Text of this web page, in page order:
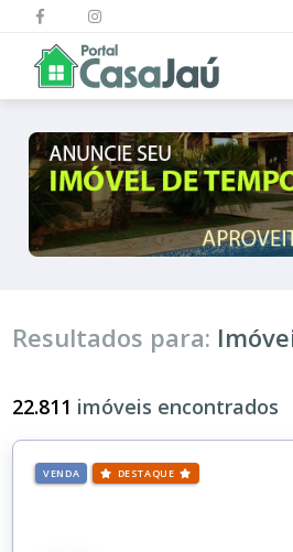
Resultados para:
22.811 imóveis encontrados
VENDA DESTAQUE